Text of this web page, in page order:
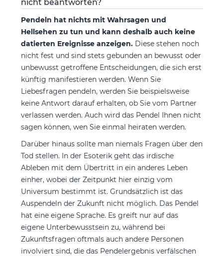
nicht beantworten?
Pendeln hat nichts mit Wahrsagen und
Hellsehen zu tun und kann deshalb auch keine
datierten Ereignisse anzeigen. Diese stehen noch
nicht fest und sind stets gebunden an bewusst oder
unbewusst getroffene Entscheidungen, die sich erst
künftig manifestieren werden. Wenn Sie
Liebesfragen pendeln, werden Sie beispielsweise
keine Antwort darauf erhalten, ob Sie vom Partner
verlassen werden. Auch wird das Pendel Ihnen nicht
sagen können, wen Sie einmal heiraten werden.
Darüber hinaus sollte man niemals Fragen über den
Tod stellen. In der Esoterik geht das irdische
Ableben mit dem Übertritt in ein anderes Leben
einher, wobei der Zeitpunkt hier einzig vom
Universum bestimmt ist. Grundsätzlich ist das
Auspendeln der Zukunft nicht möglich. Das Pendel
hat eine eigene Sprache. Es greift nur auf das
eigene Unterbewusstsein zu, während bei
Zukunftsfragen oftmals auch andere Personen
involviert sind, die das Pendelergebnis verfälschen